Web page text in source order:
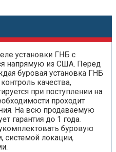
установки ГНБ с
напрямую из США. Перед
буровая установка ГНБ
качества,
при поступлении на
проходит
На всю продаваемую
гарантия до 1 года.
буровую
системой локации,